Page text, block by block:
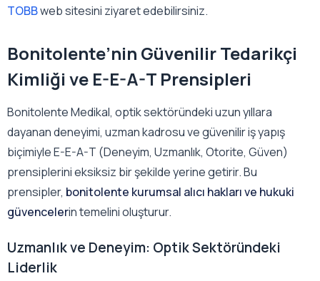
TOBBweb sitesini ziyaret edebilirsiniz.
Bonitolente’nin Güvenilir Tedarikçi
Kimliği ve E-E-A-T Prensipleri
Bonitolente Medikal, optik sektöründeki uzun yıllara
dayanan deneyimi, uzman kadrosu ve güvenilir iş yapış
biçimiyle E-E-A-T (Deneyim, Uzmanlık, Otorite, Güven)
prensiplerini eksiksiz bir şekilde yerine getirir. Bu
prensipler, bonitolente kurumsal alıcı hakları ve hukuki
güvencelerin temelini oluşturur.
Uzmanlık ve Deneyim: Optik Sektöründeki
Liderlik